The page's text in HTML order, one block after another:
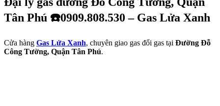
Tân Phú ☎️0909.808.530 – Gas Lửa Xanh
Cửa hàng Gas Lửa Xanh, chuyên giao gas đổi gas tại Đường Đỗ
Công Tường, Quận Tân Phú.